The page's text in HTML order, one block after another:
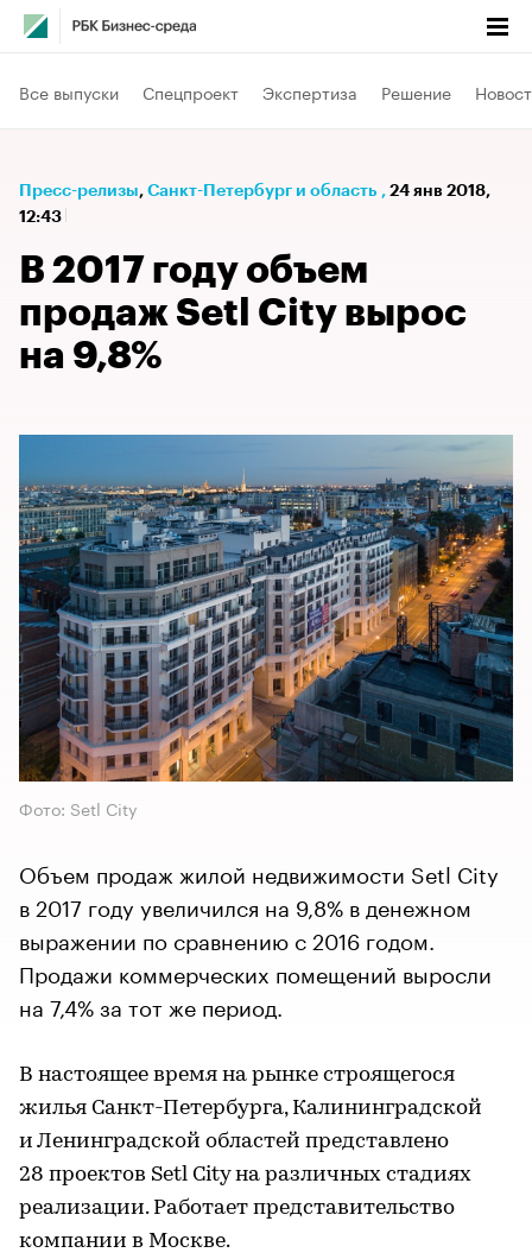
Все выпуски Спецпроект Экспертиза Решение
Пресс-релизы⁠, Санкт-Петербург и область , 24 янв 2018,
12:43
В 2017 году объем
продаж Setl City вырос
на 9,8%
Фото: Setl City
Объем продаж жилой недвижимости Setl City
в 2017 году увеличился на 9,8% в денежном
выражении по сравнению с 2016 годом.
Продажи коммерческих помещений выросли
на 7,4% за тот же период.
В настоящее время на рынке строящегося
жилья Санкт-Петербурга, Калининградской
и Ленинградской областей представлено
28 проектов Setl City на различных стадиях
реализации. Работает представительство
компании в Москве.